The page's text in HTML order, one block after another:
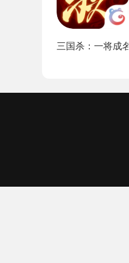
三国杀：一将成名